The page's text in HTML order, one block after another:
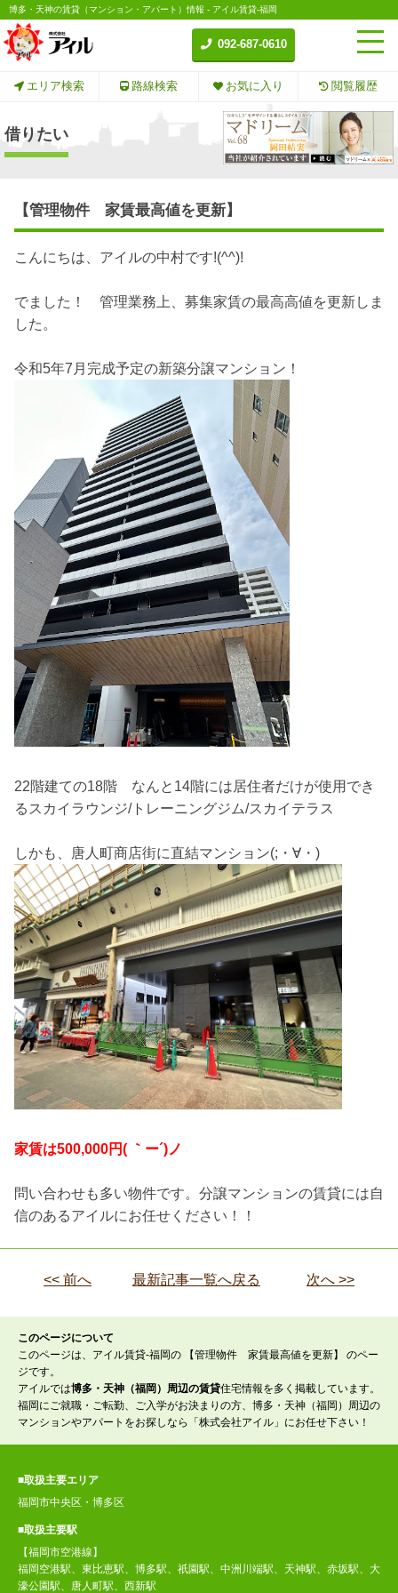
博多・天神の賃貸（マンション・アパート）情報 - アイル賃貸-福岡
092-687-0610
エリア検索 路線検索 お気に入り 閲覧履歴
借りたい
【管理物件 家賃最高値を更新】
こんにちは、アイルの中村です!(^^)!
でました！ 管理業務上、募集家賃の最高高値を更新しま
した。
令和5年7月完成予定の新築分譲マンション！
22階建ての18階 なんと14階には居住者だけが使用でき
るスカイラウンジ/トレーニングジム/スカイテラス
しかも、唐人町商店街に直結マンション(;・∀・)
家賃は500,000円( ｀ー´)ノ
問い合わせも多い物件です。分譲マンションの賃貸には自
信のあるアイルにお任せください！！
<< 前へ 最新記事一覧へ戻る 次へ >>
このページについて
このページは、アイル賃貸-福岡の 【管理物件 家賃最高値を更新】 のペー
ジです。
アイルでは博多・天神（福岡）周辺の賃貸住宅情報を多く掲載しています。
福岡にご就職・ご転勤、ご入学がお決まりの方、博多・天神（福岡）周辺の
マンションやアパートをお探しなら「株式会社アイル」にお任せ下さい！
■取扱主要エリア
福岡市中央区・博多区
■取扱主要駅
【福岡市空港線】
福岡空港駅、東比恵駅、博多駅、祇園駅、中洲川端駅、天神駅、赤坂駅、大
濠公園駅、唐人町駅、西新駅